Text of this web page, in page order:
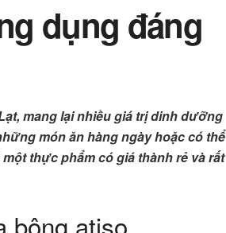
dụng đáng
mang lại nhiều giá trị dinh dưỡng
món ăn hàng ngày hoặc có thể
thực phẩm có giá thành rẻ và rất
bông atiso